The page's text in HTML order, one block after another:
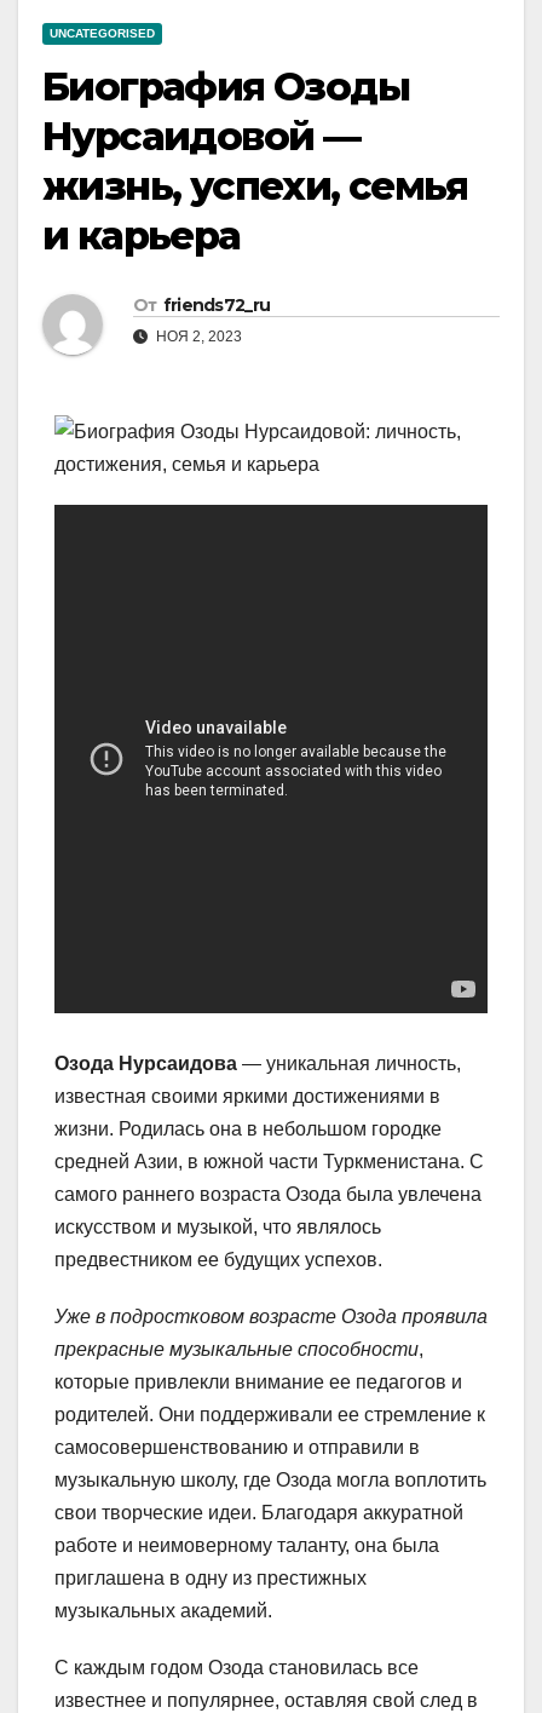
UNCATEGORISED
Биография Озоды
Нурсаидовой —
жизнь, успехи, семья
и карьера
От friends72_ru
НОЯ 2, 2023
Озода Нурсаидова — уникальная личность,
известная своими яркими достижениями в
жизни. Родилась она в небольшом городке
средней Азии, в южной части Туркменистана. С
самого раннего возраста Озода была увлечена
искусством и музыкой, что являлось
предвестником ее будущих успехов.
Уже в подростковом возрасте Озода проявила
прекрасные музыкальные способности,
которые привлекли внимание ее педагогов и
родителей. Они поддерживали ее стремление к
самосовершенствованию и отправили в
музыкальную школу, где Озода могла воплотить
свои творческие идеи. Благодаря аккуратной
работе и неимоверному таланту, она была
приглашена в одну из престижных
музыкальных академий.
С каждым годом Озода становилась все
известнее и популярнее, оставляя свой след в